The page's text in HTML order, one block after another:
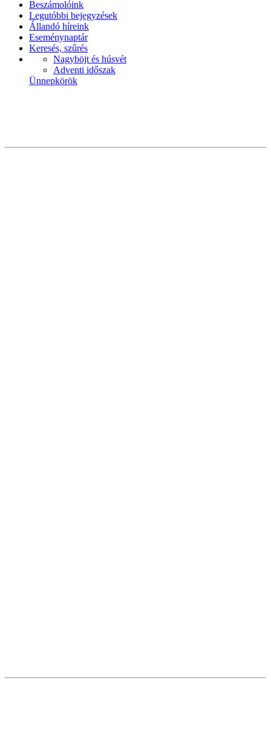
Beszámolóink
Legutóbbi bejegyzések
Állandó híreink
Eseménynaptár
Keresés, szűrés
Nagyböjt és húsvét
Adventi időszak
Ünnepkörök